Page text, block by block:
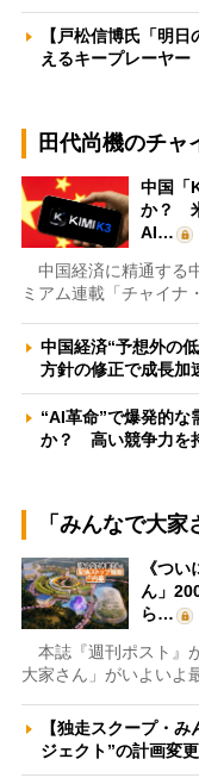
【戸松信博氏「明
えるキープレーヤ
田代尚機のチャ
中国「
か？
AI…
中国経済に精通する
ミアム連載「チャイ
中国経済“予想外の
方針の修正で成長
“AI革命”で爆発的な
か？ 高い競争力を
「みんなで大
《つ
ん」
ら…
本誌『週刊ポスト』
大家さん」がいよいよ
【独走スクープ・
ジェクト”の計画変